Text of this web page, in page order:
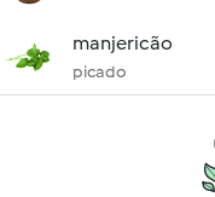
manjericão
picado